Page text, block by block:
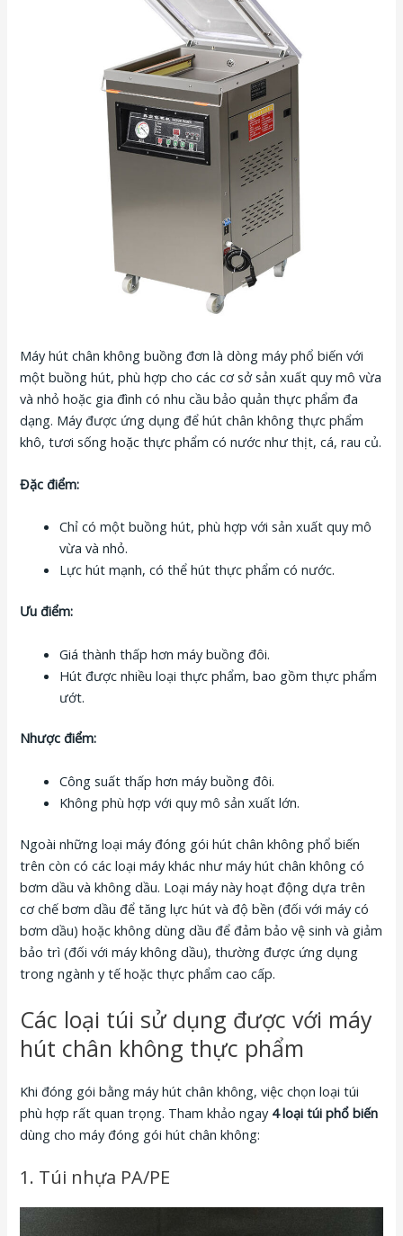
Máy hút chân không buồng đơn là dòng máy phổ biến với
một buồng hút, phù hợp cho các cơ sở sản xuất quy mô vừa
và nhỏ hoặc gia đình có nhu cầu bảo quản thực phẩm đa
dạng. Máy được ứng dụng để hút chân không thực phẩm
khô, tươi sống hoặc thực phẩm có nước như thịt, cá, rau củ.
Đặc điểm:
Chỉ có một buồng hút, phù hợp với sản xuất quy mô
vừa và nhỏ.
Lực hút mạnh, có thể hút thực phẩm có nước.
Ưu điểm:
Giá thành thấp hơn máy buồng đôi.
Hút được nhiều loại thực phẩm, bao gồm thực phẩm
ướt.
Nhược điểm:
Công suất thấp hơn máy buồng đôi.
Không phù hợp với quy mô sản xuất lớn.
Ngoài những loại máy đóng gói hút chân không phổ biến
trên còn có các loại máy khác như máy hút chân không có
bơm dầu và không dầu. Loại máy này hoạt động dựa trên
cơ chế bơm dầu để tăng lực hút và độ bền (đối với máy có
bơm dầu) hoặc không dùng dầu để đảm bảo vệ sinh và giảm
bảo trì (đối với máy không dầu), thường được ứng dụng
trong ngành y tế hoặc thực phẩm cao cấp.
Các loại túi sử dụng được với máy
hút chân không thực phẩm
Khi đóng gói bằng máy hút chân không, việc chọn loại túi
phù hợp rất quan trọng. Tham khảo ngay 4 loại túi phổ biến
dùng cho máy đóng gói hút chân không:
1. Túi nhựa PA/PE